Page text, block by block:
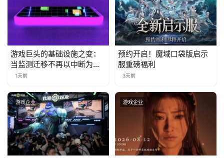
0
游
茶
对
接
会
上
游戏巨头的基础设施之变：
当监测迁移不再以中断为代
价
1天前
预约开启！魔域口袋版启示
服重磅福利
3天前
游戏企业 游戏企业